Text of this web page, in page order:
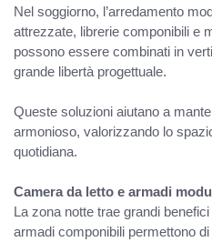
Nel soggiorno, l’arredamento
attrezzate, librerie componibili e
possono essere combinati in
grande libertà progettuale.
Queste soluzioni aiutano a
armonioso, valorizzando lo
quotidiana.
Camera da letto e armadi
La zona notte trae grandi
armadi componibili permettono